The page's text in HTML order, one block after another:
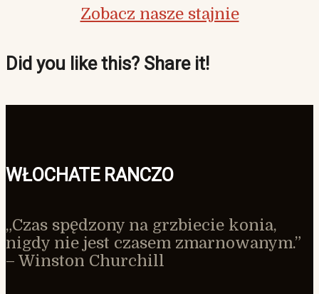
Zobacz nasze stajnie
Did you like this? Share it!
WŁOCHATE RANCZO
„Czas spędzony na grzbiecie konia,
nigdy nie jest czasem zmarnowanym.”
– Winston Churchill